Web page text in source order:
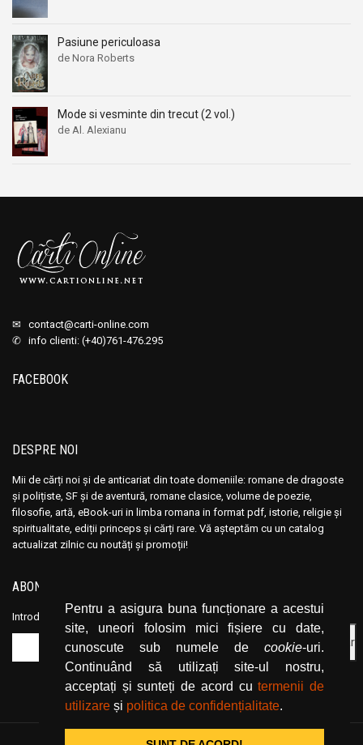
Pentru a asigura buna funcționare a acestui
site, uneori folosim mici fișiere cu date,
cunoscute sub numele de cookie-uri.
Continuând să utilizați site-ul nostru,
acceptați și sunteți de acord cutermenii de
utilizare și politica de confidențialitate.
Pasiune periculoasa
de Nora Roberts
Mode si vesminte din trecut (2 vol.)
de Al. Alexianu
✉ contact@carti-online.com
✆ info clienti: (+40)761-476.295
FACEBOOK
DESPRE NOI
Mii de cărți noi și de anticariat din toate domeniile: romane de dragoste
și polițiste, SF și de aventură, romane clasice, volume de poezie,
filosofie, artă, eBook-uri in limba romana in format pdf, istorie, religie și
spiritualitate, ediții princeps și cărți rare. Vă așteptăm cu un catalog
actualizat zilnic cu noutăți și promoții!
ABONEAZĂ-TE LA NEWSLETTER
Introduceți adresa dvs. de email și dați click pe butonul de abonare.